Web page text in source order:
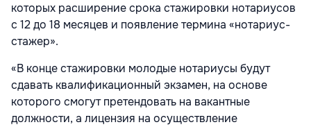
которых расширение срока стажировки нотариусов
с 12 до 18 месяцев и появление термина «нотариус-
стажер».
«В конце стажировки молодые нотариусы будут
сдавать квалификационный экзамен, на основе
которого смогут претендовать на вакантные
должности, а лицензия на осуществление